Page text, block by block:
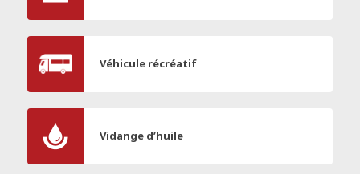
Véhicule récréatif
Vidange d’huile